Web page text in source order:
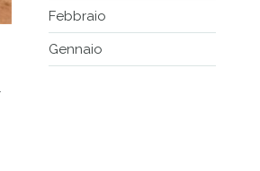
Febbraio
Gennaio